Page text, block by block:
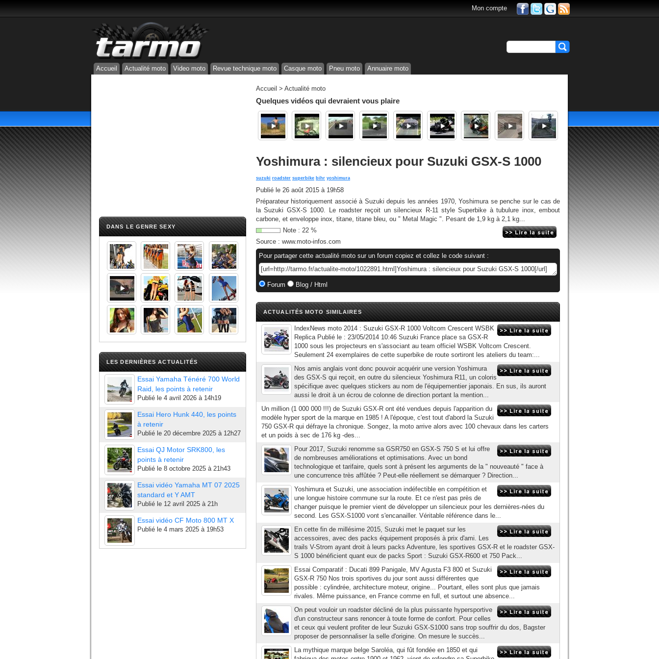
Mon compte
Accueil Actualité moto Video moto Revue technique moto Casque moto Pneu moto Annuaire moto
DANS LE GENRE SEXY
LES DERNIÈRES ACTUALITÉS
Essai Yamaha Ténéré 700 World
Raid, les points à retenir
Publié le 4 avril 2026 à 14h19
Essai Hero Hunk 440, les points
à retenir
Publié le 20 décembre 2025 à 12h27
Essai QJ Motor SRK800, les
points à retenir
Publié le 8 octobre 2025 à 21h43
Essai vidéo Yamaha MT 07 2025
standard et Y AMT
Publié le 12 avril 2025 à 21h
Essai vidéo CF Moto 800 MT X
Publié le 4 mars 2025 à 19h53
Accueil > Actualité moto
Quelques vidéos qui devraient vous plaire
Yoshimura : silencieux pour Suzuki GSX-S 1000
suzuki roadster superbike bihr yoshimura
Publié le 26 août 2015 à 19h58
Préparateur historiquement associé à Suzuki depuis les années 1970, Yoshimura se penche sur le cas de
la Suzuki GSX-S 1000. Le roadster reçoit un silencieux R-11 style Superbike à tubulure inox, embout
carbone, et enveloppe inox, titane, titane bleu, ou " Metal Magic ". Pesant de 1,9 kg à 2,1 kg...
Note : 22 %
Source : www.moto-infos.com
Pour partager cette actualité moto sur un forum copiez et collez le code suivant :
Forum Blog / Html
ACTUALITÉS MOTO SIMILAIRES
IndexNews moto 2014 : Suzuki GSX-R 1000 Voltcom Crescent WSBK
Replica Publié le : 23/05/2014 10:46 Suzuki France place sa GSX-R
1000 sous les projecteurs en s'associant au team officiel WSBK Voltcom Crescent.
Seulement 24 exemplaires de cette superbike de route sortiront les ateliers du team:...
Nos amis anglais vont donc pouvoir acquérir une version Yoshimura
des GSX-S qui reçoit, en outre du silencieux Yoshimura R11, un coloris
spécifique avec quelques stickers au nom de l'équipementier japonais. En sus, ils auront
aussi le droit à un écrou de colonne de direction portant la mention...
Un million (1 000 000 !!!) de Suzuki GSX-R ont été vendues depuis l'apparition du
modèle hyper sport de la marque en 1985 ! A l'époque, c'est tout d'abord la Suzuki
750 GSX-R qui défraye la chronique. Songez, la moto arrive alors avec 100 chevaux dans les carters
et un poids à sec de 176 kg -des...
Pour 2017, Suzuki renomme sa GSR750 en GSX-S 750 S et lui offre
de nombreuses améliorations et optimisations. Avec un bond
technologique et tarifaire, quels sont à présent les arguments de la " nouveauté " face à
une concurrence très affûtée ? Peut-elle réellement se démarquer ? Direction...
Yoshimura et Suzuki, une association indéfectible en compétition et
une longue histoire commune sur la route. Et ce n'est pas près de
changer puisque le premier vient de développer un silencieux pour les dernières-nées du
second. Les GSX-S1000 vont s'encanailler. Véritable référence dans le...
En cette fin de millésime 2015, Suzuki met le paquet sur les
accessoires, avec des packs équipement proposés à prix d'ami. Les
trails V-Strom ayant droit à leurs packs Adventure, les sportives GSX-R et le roadster GSX-
S 1000 bénéficient quant eux de packs Sport : Suzuki GSX-R600 et 750 Pack...
Essai Comparatif : Ducati 899 Panigale, MV Agusta F3 800 et Suzuki
GSX-R 750 Nos trois sportives du jour sont aussi différentes que
possible : cylindrée, architecture moteur, origine... Pourtant, elles sont plus que jamais
rivales. Même puissance, en France comme en full, et surtout une absence...
On peut vouloir un roadster décliné de la plus puissante hypersportive
d'un constructeur sans renoncer à toute forme de confort. Pour celles
et ceux qui veulent profiter de leur Suzuki GSX-S1000 sans trop souffrir du dos, Bagster
proposer de personnaliser la selle d'origine. On mesure le succès...
La mythique marque belge Saroléa, qui fût fondée en 1850 et qui